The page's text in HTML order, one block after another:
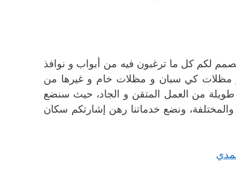
لكم كل ما ترغبون فيه من أبواب و نوافذ
مظلات كي سبان و مظلات خام و غيرها من
طويلة من العمل المتقن و الجاد، حيث سنضع
والمختلفة، ونضع خدماتنا رهن إشارتكم سكان